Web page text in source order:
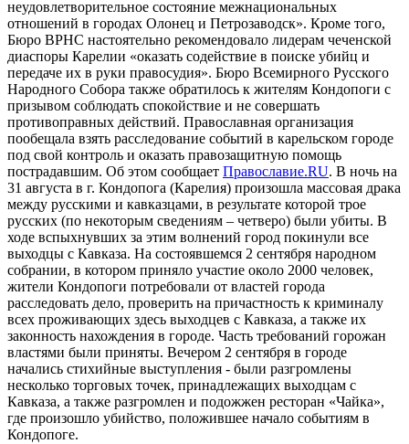
неудовлетворительное состояние межнациональных
отношений в городах Олонец и Петрозаводск». Кроме того,
Бюро ВРНС настоятельно рекомендовало лидерам чеченской
диаспоры Карелии «оказать содействие в поиске убийц и
передаче их в руки правосудия». Бюро Всемирного Русского
Народного Собора также обратилось к жителям Кондопоги с
призывом соблюдать спокойствие и не совершать
противоправных действий. Православная организация
пообещала взять расследование событий в карельском городе
под свой контроль и оказать правозащитную помощь
пострадавшим. Об этом сообщает Православие.RU. В ночь на
31 августа в г. Кондопога (Карелия) произошла массовая драка
между русскими и кавказцами, в результате которой трое
русских (по некоторым сведениям – четверо) были убиты. В
ходе вспыхнувших за этим волнений город покинули все
выходцы с Кавказа. На состоявшемся 2 сентября народном
собрании, в котором приняло участие около 2000 человек,
жители Кондопоги потребовали от властей города
расследовать дело, проверить на причастность к криминалу
всех проживающих здесь выходцев с Кавказа, а также их
законность нахождения в городе. Часть требований горожан
властями были приняты. Вечером 2 сентября в городе
начались стихийные выступления - были разгромлены
несколько торговых точек, принадлежащих выходцам с
Кавказа, а также разгромлен и подожжен ресторан «Чайка»,
где произошло убийство, положившее начало событиям в
Кондопоге.